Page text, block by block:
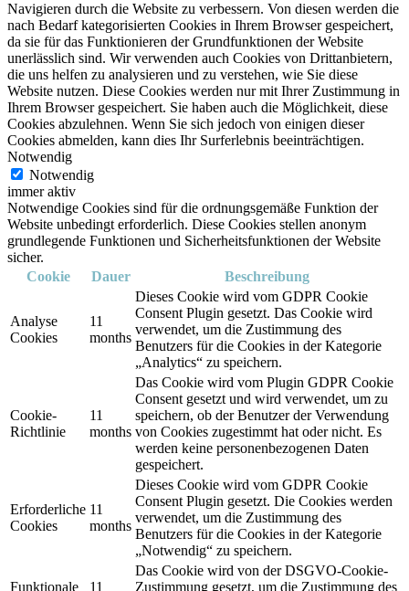
Navigieren durch die Website zu verbessern. Von diesen werden die
nach Bedarf kategorisierten Cookies in Ihrem Browser gespeichert,
da sie für das Funktionieren der Grundfunktionen der Website
unerlässlich sind. Wir verwenden auch Cookies von Drittanbietern,
die uns helfen zu analysieren und zu verstehen, wie Sie diese
Website nutzen. Diese Cookies werden nur mit Ihrer Zustimmung in
Ihrem Browser gespeichert. Sie haben auch die Möglichkeit, diese
Cookies abzulehnen. Wenn Sie sich jedoch von einigen dieser
Cookies abmelden, kann dies Ihr Surferlebnis beeinträchtigen.
Notwendig
Notwendig
immer aktiv
Notwendige Cookies sind für die ordnungsgemäße Funktion der
Website unbedingt erforderlich. Diese Cookies stellen anonym
grundlegende Funktionen und Sicherheitsfunktionen der Website
sicher.
Cookie
Dauer Beschreibung
Analyse
Cookies
11
months
Dieses Cookie wird vom GDPR Cookie
Consent Plugin gesetzt. Das Cookie wird
verwendet, um die Zustimmung des
Benutzers für die Cookies in der Kategorie
„Analytics“ zu speichern.
Cookie-
Richtlinie
11
months
Das Cookie wird vom Plugin GDPR Cookie
Consent gesetzt und wird verwendet, um zu
speichern, ob der Benutzer der Verwendung
von Cookies zugestimmt hat oder nicht. Es
werden keine personenbezogenen Daten
gespeichert.
Erforderliche
Cookies
11
months
Dieses Cookie wird vom GDPR Cookie
Consent Plugin gesetzt. Die Cookies werden
verwendet, um die Zustimmung des
Benutzers für die Cookies in der Kategorie
„Notwendig“ zu speichern.
Funktionale 11
Das Cookie wird von der DSGVO-Cookie-
Zustimmung gesetzt, um die Zustimmung des